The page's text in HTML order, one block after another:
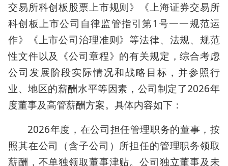
交易所科创板股票上市规则》《上海证券交易所
科创板上市公司自律监管指引第1号一一规范运
作》《上市公司治理准则》等法律、法规、规范
性文件以及《公司章程》的有关规定，综合考虑
公司发展阶段实际情况和战略目标，并参照行
业、地区的薪酬水平等因素，公司制定了2026年
度董事及高管薪酬方案。具体内容如下：
2026年度，在公司担任管理职务的董事，按
照其在公司（含子公司）所担任的管理职务领取
薪酬，不单独领取董事津贴。公司独立董事及未